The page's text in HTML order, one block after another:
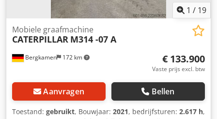
1 / 19
Bergkamen 172 km
Mobiele graafmachine
CATERPILLAR M314 -07 A
€ 133.900
Vaste prijs excl. btw
Aanvragen Bellen
Toestand: gebruikt, Bouwjaar: 2021, bedrijfsturen: 2.617 h,